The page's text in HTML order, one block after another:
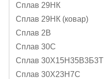
Сплав 29НК
Сплав 29НК (ковар)
Сплав 2В
Сплав 30С
Сплав 30Х15Н35В3Б3Т
Сплав 30Х23Н7С